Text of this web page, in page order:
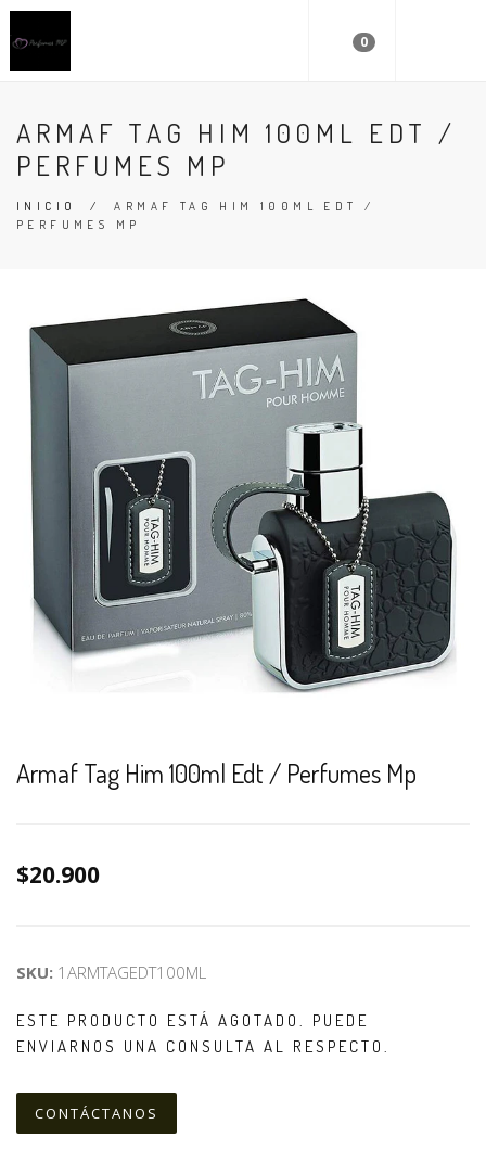
0
ARMAF TAG HIM 100ML EDT /
PERFUMES MP
INICIO /ARMAF TAG HIM 100ML EDT /
PERFUMES MP
Armaf Tag Him 100ml Edt / Perfumes Mp
$20.900
SKU: 1ARMTAGEDT100ML
ESTE PRODUCTO ESTÁ AGOTADO. PUEDE
ENVIARNOS UNA CONSULTA AL RESPECTO.
CONTÁCTANOS